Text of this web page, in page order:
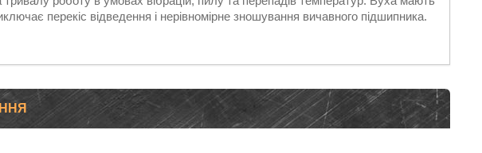
перекіс відведення і нерівномірне зношування вичавного підшипника.